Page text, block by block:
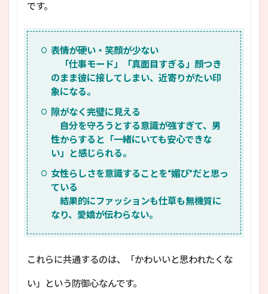
です。
表情が硬い・笑顔が少ない
「仕事モード」「真面目すぎる」顔つき
のまま彼に接してしまい、近寄りがたい印
象になる。
隙がなく完璧に見える
自分を守ろうとする意識が強すぎて、男
性からすると「一緒にいても安心できな
い」と感じられる。
女性らしさを意識することを“媚び”だと思っ
ている
結果的にファッションも仕草も無機質に
なり、愛嬌が伝わらない。
これらに共通するのは、「かわいいと思われたくな
い」という防御心なんです。